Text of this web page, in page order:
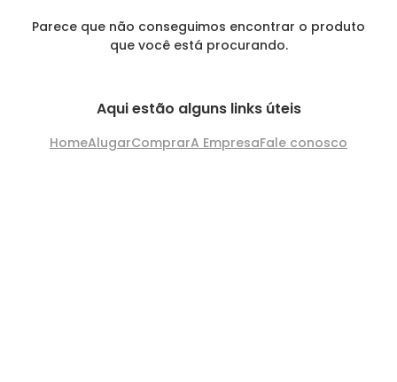
Parece que não conseguimos encontrar o produto
que você está procurando.
Aqui estão alguns links úteis
HomeAlugarComprarA EmpresaFale conosco